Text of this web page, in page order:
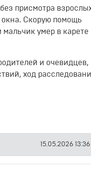
присмотра
окна. Скорую помощь
умер в карете
и очевидцев,
ход
15.05.2026 13:36